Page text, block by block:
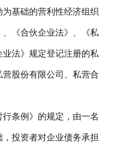
基础的营利性经济组织
《合伙企业法》、《私
法》规定登记注册的私
股份有限公司、私营合
条例》的规定，由一名
投资者对企业债务承担